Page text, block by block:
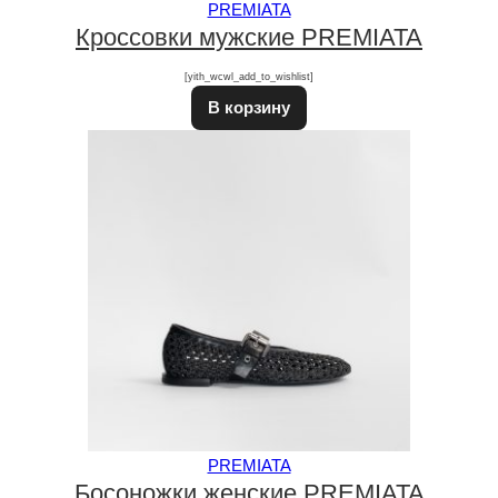
PREMIATA
Кроссовки мужские PREMIATA
[yith_wcwl_add_to_wishlist]
В корзину
PREMIATA